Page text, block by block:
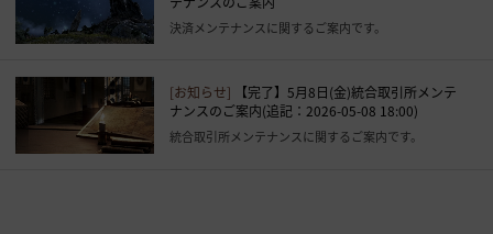
決済メンテナンスに関するご案内です。
[お知らせ]
【完了】5月8日(金)統合取引所メンテ
ナンスのご案内(追記：2026-05-08 18:00)
統合取引所メンテナンスに関するご案内です。